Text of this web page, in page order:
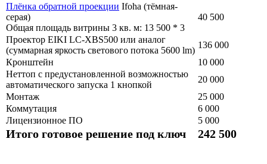
Плёнка обратной проекции Ifoha (тёмная-
серая)
Общая площадь витрины 3 кв. м: 13 500 * 3
40 500
Проектор EIKI LC-XBS500 или аналог
(суммарная яркость светового потока 5600 lm)
136 000
Кронштейн
10 000
Неттоп с предустановленной возможностью
автоматического запуска 1 кнопкой
20 000
Монтаж
25 000
Коммутация
6 000
Лицензионное ПО
5 000
Итого готовое решение под ключ 242 500